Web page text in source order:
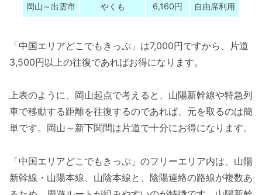
岡山～出雲市 やくも 6,160円 自由席利用
「中国エリアどこでもきっぷ」は7,000円ですから、片道
3,500円以上の往復であればお得になります。
上表のように、岡山起点で考えると、山陽新幹線や特急列
車で移動する距離を往復するのであれば、元を取るのは簡
単です。岡山～新下関間は片道で十分にお得になります。
「中国エリアどこでもきっぷ」のフリーエリア内は、山陽
新幹線・山陽本線、山陰本線と、陰陽連絡の路線が複数あ